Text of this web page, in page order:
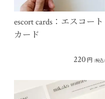
escort cards：エスコート
カード
220 円 (税込)